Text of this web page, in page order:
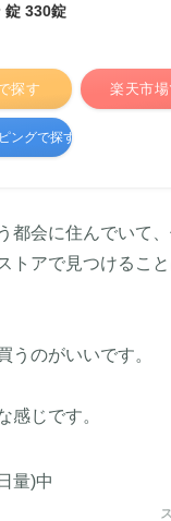
錠 330錠
探す 楽天市
ングで探す
都会に住んでいて
トアで見つけるこ
うのがいいです。
感じです。
量)中